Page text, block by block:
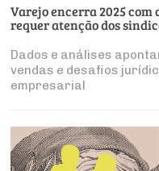
Varejo encerra 2025
requer atenção dos
Dados e análises
vendas e desafios
empresarial